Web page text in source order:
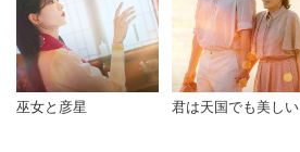
巫女と彦星 君は天国でも美しい